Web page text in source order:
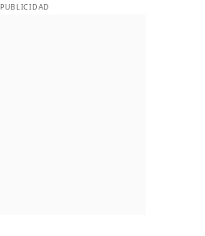
PUBLICIDAD